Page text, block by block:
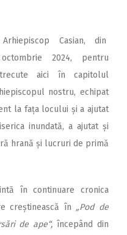
Casian, din
2024, pentru
aici în capitolul
nostru, echipat
la fața locului și a ajutat
inundată, a ajutat și
hrană și lucruri de primă
în continuare cronica
creștinească în „Pod de
de ape“, începând din